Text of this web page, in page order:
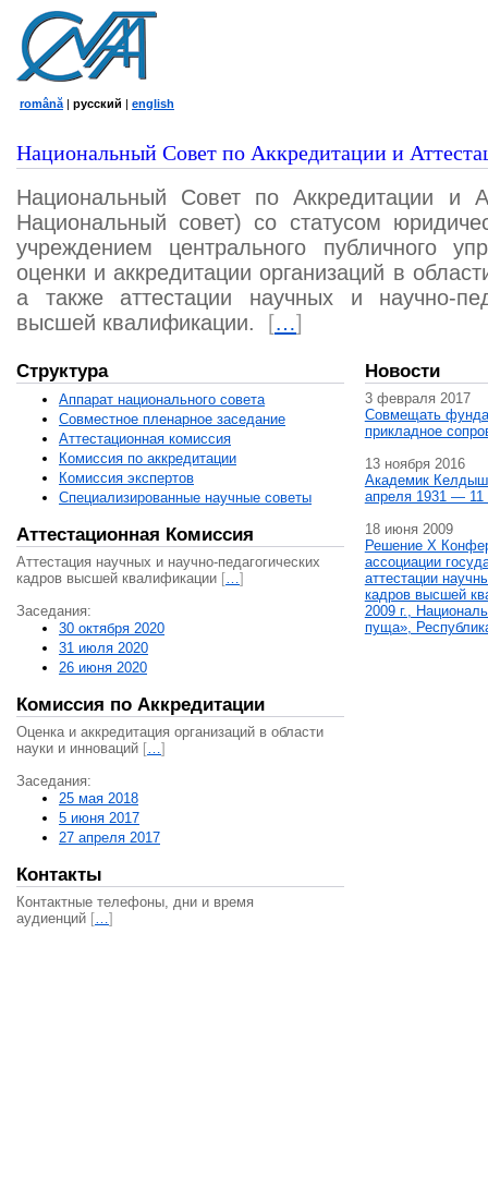
română | русский | english
Национальный Совет по Аккредитации и
Национальный Совет по Аккредитации и
Национальный совет) со статусом
учреждением центрального публичного
оценки и аккредитации организаций в
а также аттестации научных и научно-
высшей квалификации.
[…]
Структура
Аппарат национального совета
Совместное пленарное заседание
Аттестационная комисcия
Комиссия по аккредитации
Комиссия экспертов
Специализированные научные советы
Аттестационная Комиссия
Аттестация научных и научно-педагогических
кадров высшей квалификации […]
Заседания:
30 октября 2020
31 июля 2020
26 июня 2020
Комиссия по Аккредитации
Оценка и аккредитация организаций в области
науки и инноваций […]
Заседания:
25 мая 2018
5 июня 2017
27 апреля 2017
Контакты
Контактные телефоны, дни и время
аудиенций […]
Новости
3 февраля 2017
Совмещать
прикладное
13 ноября 2016
Академик
апреля 1931 — 11
18 июня 2009
Решение X
ассоциации
аттестации
кадров высшей
2009 г.,
пуща»,